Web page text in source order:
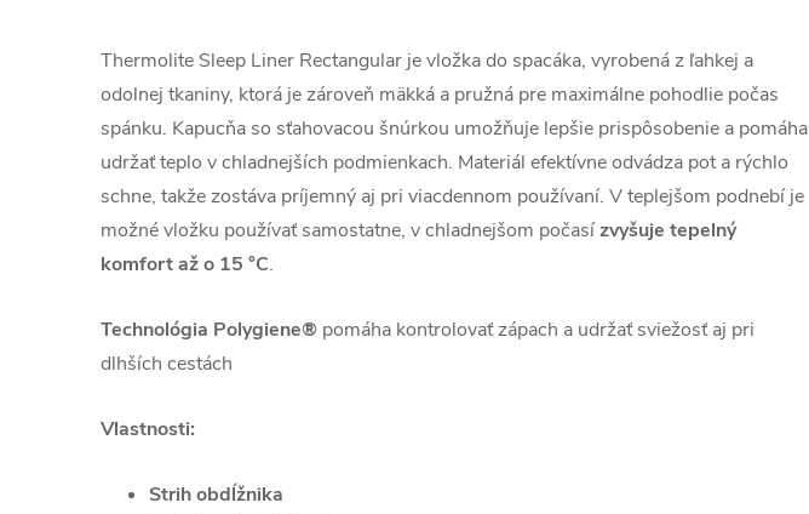
Thermolite Sleep Liner Rectangular je vložka do spacáka, vyrobená z ľahkej a
odolnej tkaniny, ktorá je zároveň mäkká a pružná pre maximálne pohodlie počas
spánku. Kapucňa so sťahovacou šnúrkou umožňuje lepšie prispôsobenie a pomáha
udržať teplo v chladnejších podmienkach. Materiál efektívne odvádza pot a rýchlo
schne, takže zostáva príjemný aj pri viacdennom používaní. V teplejšom podnebí je
možné vložku používať samostatne, v chladnejšom počasízvyšuje tepelný
komfort až o 15 °C.
Technológia Polygiene® pomáha kontrolovať zápach a udržať sviežosť aj pri
dlhších cestách
Vlastnosti:
Strih obdĺžnika